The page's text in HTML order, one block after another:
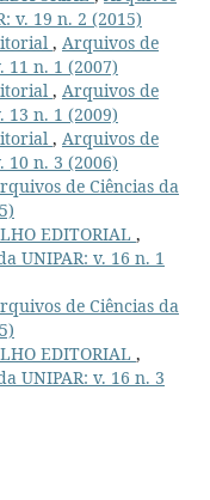
v. 19 n. 2 (2015)
, Arquivos de
11 n. 1 (2007)
, Arquivos de
13 n. 1 (2009)
, Arquivos de
10 n. 3 (2006)
de Ciências da
EDITORIAL ,
UNIPAR: v. 16 n. 1
de Ciências da
EDITORIAL ,
UNIPAR: v. 16 n. 3